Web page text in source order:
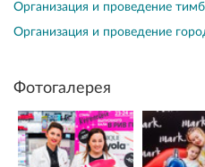
Организация и проведение
Организация и проведение
Фотогалерея